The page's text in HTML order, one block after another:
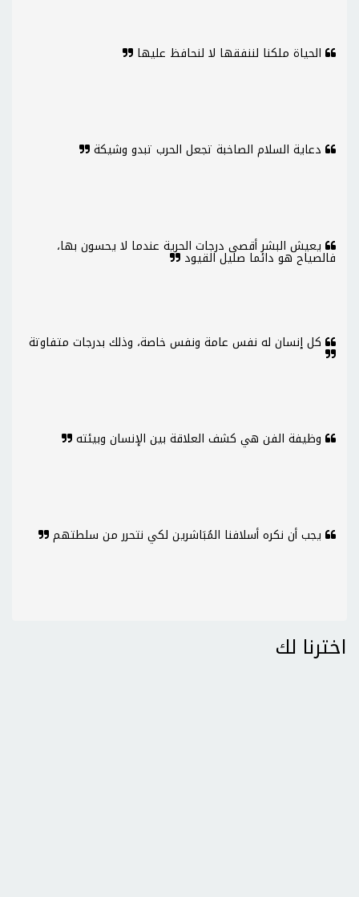
الحياة ملكنا لننفقها لا لنحافظ عليها
دعاية السلام الصاخبة تجعل الحرب تبدو وشيكة
يعيش البشر أقصى درجات الحرية عندما لا يحسون بها،
فالصياح هو دائما صليل القيود
كل إنسان له نفس عامة ونفس خاصة، وذلك بدرجات متفاوتة
وظيفة الفن هي كشف العلاقة بين الإنسان وبيئته
يجب أن نكره أسلافنا المُبَاشرين لكي نتحرر من سلطتهم
اخترنا لك